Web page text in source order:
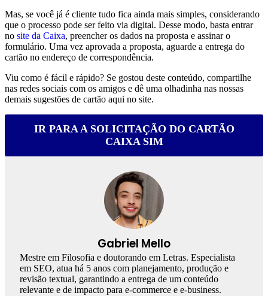
Mas, se você já é cliente tudo fica ainda mais simples, considerando
que o processo pode ser feito via digital. Desse modo, basta entrar
no site da Caixa, preencher os dados na proposta e assinar o
formulário. Uma vez aprovada a proposta, aguarde a entrega do
cartão no endereço de correspondência.
Viu como é fácil e rápido? Se gostou deste conteúdo, compartilhe
nas redes sociais com os amigos e dê uma olhadinha nas nossas
demais sugestões de cartão aqui no site.
IR PARA A SOLICITAÇÃO DO CARTÃO
CAIXA SIM
Gabriel Mello
Mestre em Filosofia e doutorando em Letras. Especialista
em SEO, atua há 5 anos com planejamento, produção e
revisão textual, garantindo a entrega de um conteúdo
relevante e de impacto para e-commerce e e-business.